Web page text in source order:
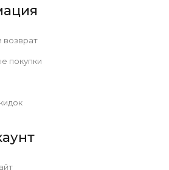
возврат
покупки